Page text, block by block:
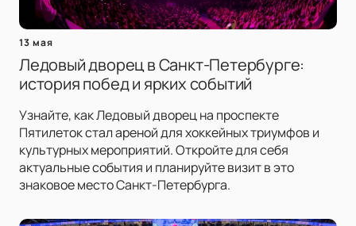
13 мая
Ледовый дворец в Санкт-Петербурге:
история побед и ярких событий
Узнайте, как Ледовый дворец на проспекте
Пятилеток стал ареной для хоккейных триумфов и
культурных мероприятий. Откройте для себя
актуальные события и планируйте визит в это
знаковое место Санкт-Петербурга.